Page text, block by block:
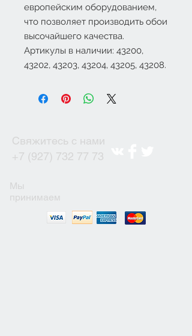
европейским оборудованием,
что позволяет производить обои
высочайшего качества.
Артикулы в наличии: 43200,
43202, 43203, 43204, 43205, 43208.
Свяжитесь с нами
+7 (927) 732 77 73
Мы
принимаем